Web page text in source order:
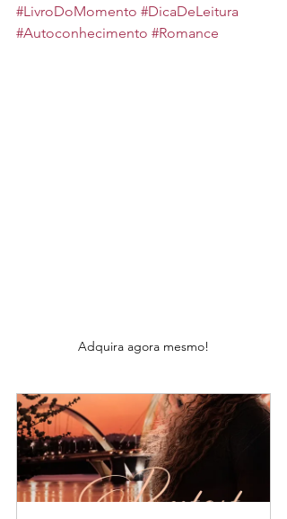
#LivroDoMomento #DicaDeLeitura
#Autoconhecimento #Romance
Adquira agora mesmo!